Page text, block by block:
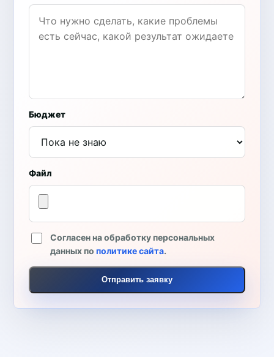
Бюджет
Файл
Согласен на обработку персональных
данных пополитике сайта.
Отправить заявку